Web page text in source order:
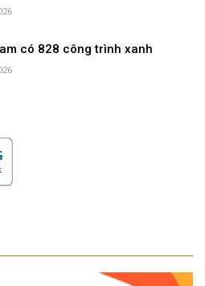
có 828 công trình xanh